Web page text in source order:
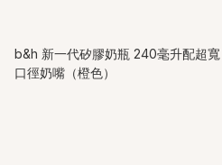
b&h 新一代矽膠奶瓶 240毫升配超寬
口徑奶嘴（橙色）